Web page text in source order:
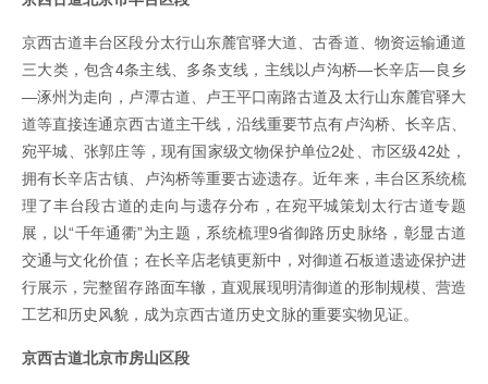
京西古道丰台区段分太行山东麓官驿大道、古香道、物资运输通道
三大类，包含4条主线、多条支线，主线以卢沟桥—长辛店—良乡
—涿州为走向，卢潭古道、卢王平口南路古道及太行山东麓官驿大
道等直接连通京西古道主干线，沿线重要节点有卢沟桥、长辛店、
宛平城、张郭庄等，现有国家级文物保护单位2处、市区级42处，
拥有长辛店古镇、卢沟桥等重要古迹遗存。近年来，丰台区系统梳
理了丰台段古道的走向与遗存分布，在宛平城策划太行古道专题
展，以“千年通衢”为主题，系统梳理9省御路历史脉络，彰显古道
交通与文化价值；在长辛店老镇更新中，对御道石板道遗迹保护进
行展示，完整留存路面车辙，直观展现明清御道的形制规模、营造
工艺和历史风貌，成为京西古道历史文脉的重要实物见证。
京西古道北京市房山区段